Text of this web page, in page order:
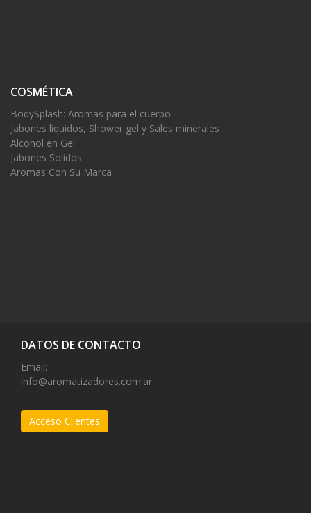
COSMÉTICA
BodySplash: Aromas para el cuerpo
Jabones liquidos, Shower gel y Sales minerales
Alcohol en Gel
Jabones Solidos
Aromas Con Su Marca
DATOS DE CONTACTO
Email:
info@aromatizadores.com.ar
Acceso Clientes